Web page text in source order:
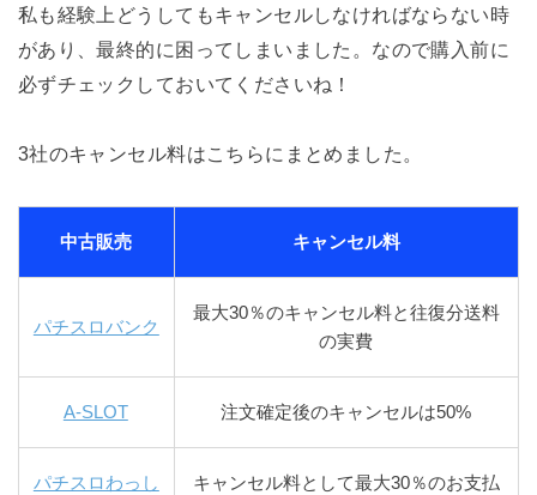
私も経験上どうしてもキャンセルしなければならない時
があり、最終的に困ってしまいました。なので購入前に
必ずチェックしておいてくださいね！
3社のキャンセル料はこちらにまとめました。
中古販売 キャンセル料
パチスロバンク
最大30％のキャンセル料と往復分送料
の実費
A-SLOT 注文確定後のキャンセルは50%
パチスロわっし
キャンセル料として最大30％のお支払